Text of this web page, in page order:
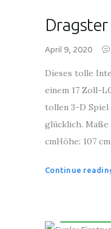
Dragster
April 9, 2020
Dieses tolle
einem 17 Zoll-
tollen 3-D Spiel
glücklich. Maße
cmHöhe: 107
Continue